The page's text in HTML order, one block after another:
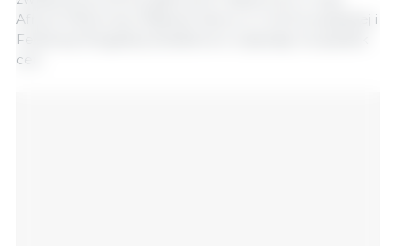
Afryce Północnej. Większe zbiory w Unii Europejskiej i
Federacji Rosyjskiej dodatkowo wpłynęły na spadek
cen.